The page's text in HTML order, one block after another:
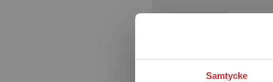
Samtycke